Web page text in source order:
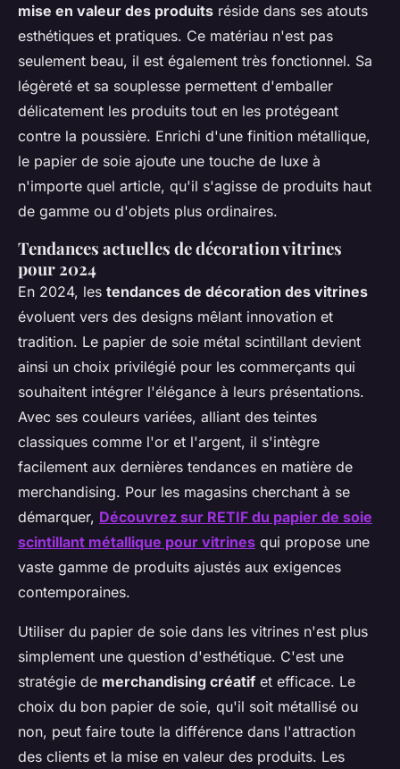
mise en valeur des produits réside dans ses atouts
esthétiques et pratiques. Ce matériau n'est pas
seulement beau, il est également très fonctionnel. Sa
légèreté et sa souplesse permettent d'emballer
délicatement les produits tout en les protégeant
contre la poussière. Enrichi d'une finition métallique,
le papier de soie ajoute une touche de luxe à
n'importe quel article, qu'il s'agisse de produits haut
de gamme ou d'objets plus ordinaires.
Tendances actuelles de décoration vitrines
pour 2024
En 2024, les tendances de décoration des vitrines
évoluent vers des designs mêlant innovation et
tradition. Le papier de soie métal scintillant devient
ainsi un choix privilégié pour les commerçants qui
souhaitent intégrer l'élégance à leurs présentations.
Avec ses couleurs variées, alliant des teintes
classiques comme l'or et l'argent, il s'intègre
facilement aux dernières tendances en matière de
merchandising. Pour les magasins cherchant à se
démarquer, Découvrez sur RETIF du papier de soie
scintillant métallique pour vitrines qui propose une
vaste gamme de produits ajustés aux exigences
contemporaines.
Utiliser du papier de soie dans les vitrines n'est plus
simplement une question d'esthétique. C'est une
stratégie de merchandising créatif et efficace. Le
choix du bon papier de soie, qu'il soit métallisé ou
non, peut faire toute la différence dans l'attraction
des clients et la mise en valeur des produits. Les